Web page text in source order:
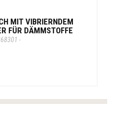
MIT VIBRIERNDEM
FÜR DÄMMSTOFFE
-